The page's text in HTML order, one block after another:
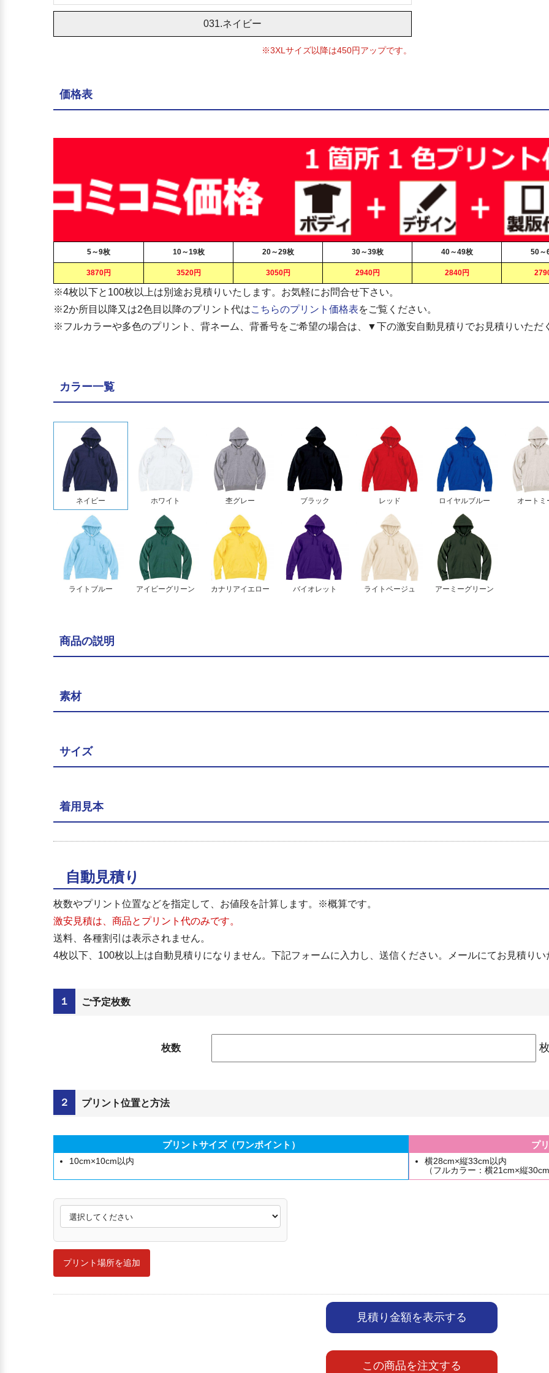
031.ネイビー
※3XLサイズ以降は450円アップです。
価格表
5～9枚 10～19枚 20～29枚 30～39枚 40～49枚 50～
3870円 3520円 3050円 2940円 2840円
※4枚以下と100枚以上は別途お見積りいたします。お気軽にお問合せ下さい。
※2か所目以降又は2色目以降のプリント代はこちらのプリント価格表をご覧ください。
※フルカラーや多色のプリント、背ネーム、背番号をご希望の場合は、▼下の激安自動見積りでお見積りいただ
カラー一覧
ネイビー ホワイト 杢グレー ブラック レッド ロイヤルブルー オートミ
ライトブルー アイビーグリーン カナリアイエロー バイオレット ライトベージュ アーミーグリーン
商品の説明
素材
サイズ
着用見本
自動見積り
枚数やプリント位置などを指定して、お値段を計算します。※概算です。
激安見積は、商品とプリント代のみです。
送料、各種割引は表示されません。
4枚以下、100枚以上は自動見積りになりません。下記フォームに入力し、送信ください。メールにてお見積りい
１ ご予定枚数
枚数 枚
２ プリント位置と方法
プリントサイズ（ワンポイント）
10cm×10cm以内
プ
横28cm×縦33cm以内
（フルカラー：横21cm×縦30cm
プリント場所を追加
見積り金額を表示する
この商品を注文する